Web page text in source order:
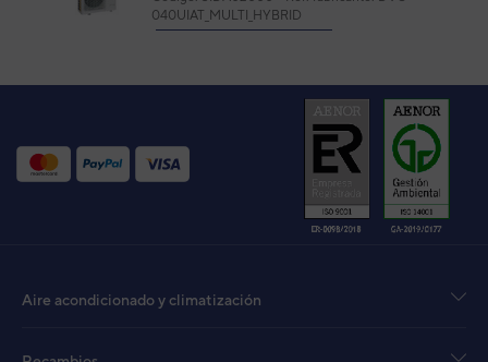
040UIAT_MULTI_HYBRID
UNIDAD EXTERIOR
AQUATERMIC MULTI-
HYBRID AQ OUT HY 40
Código: Ref. fabricante:
AQ OUT
UNIDAD EXTERIOR MULTI-
HYBRID AQUATERMIC AQ
Aire acondicionado y climatización